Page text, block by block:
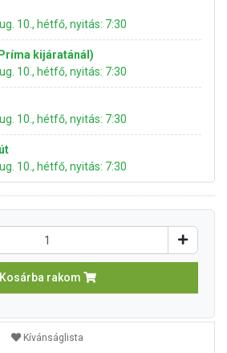
10., hétfő, nyitás: 7:30
kijáratánál)
10., hétfő, nyitás: 7:30
10., hétfő, nyitás: 7:30
10., hétfő, nyitás: 7:30
Kosárba rakom
Kívánságlista